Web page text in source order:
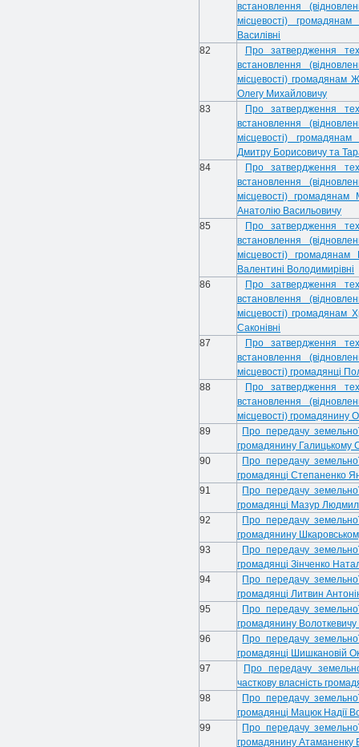
встановлення
місцевості)
Василівні
82
Про затвердження
встановлення
місцевості) громадянам
Олегу Михайловичу
83
Про затвердження
встановлення
місцевості)
Дмитру Борисовичу та
84
Про затвердження
встановлення
місцевості)
Анатолію Васильовичу
85
Про затвердження
встановлення
місцевості)
Валентині Володимирівні
86
Про затвердження
встановлення
місцевості) громадянам
Саконівні
87
Про затвердження
встановлення
місцевості) громадянці
88
Про затвердження
встановлення
місцевості) громадянину
89
Про передачу
громадянину Галицькому
90
Про передачу
громадянці Степаненко
91
Про передачу
громадянці Мазур
92
Про передачу
громадянину
93
Про передачу
громадянці Зінченко
94
Про передачу
громадянці Литвин
95
Про передачу
громадянину
96
Про передачу
громадянці Шишкановій
97
Про передачу
часткову власність
98
Про передачу
громадянці Мацюк Надії
99
Про передачу
громадянину Атаманенку